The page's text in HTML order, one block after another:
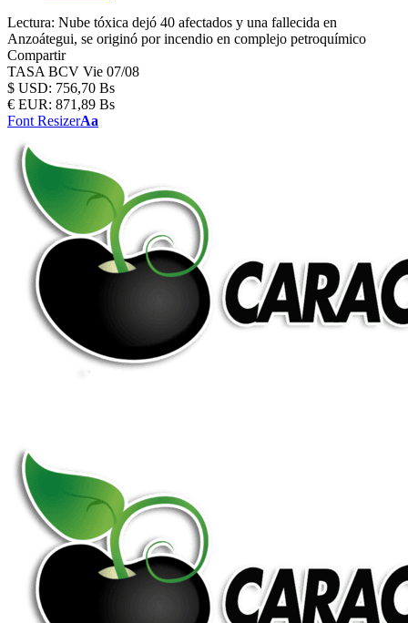
Lectura: Nube tóxica dejó 40 afectados y una fallecida en
Anzoátegui, se originó por incendio en complejo petroquímico
Compartir
TASA BCV Vie 07/08
$ USD: 756,70 Bs
€ EUR: 871,89 Bs
Font ResizerAa